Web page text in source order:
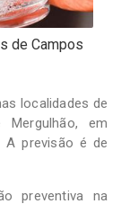
de Campos
localidades de
Mergulhão, em
A previsão é de
preventiva na